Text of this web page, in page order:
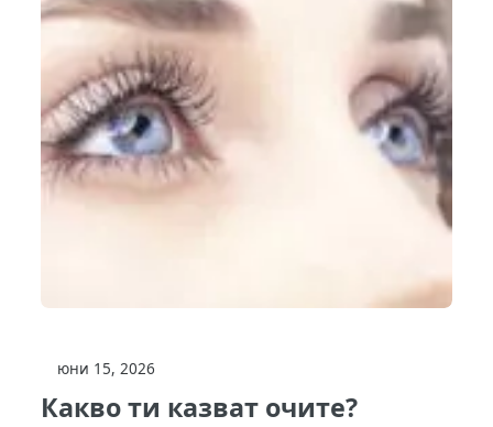
юни 15, 2026
Какво ти казват очите?